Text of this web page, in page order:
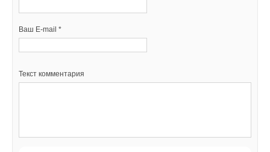
Ваш E-mail *
Текст комментария
→
Инверторные накопительные водонагреватели Royal
ЖУРНАЛ СОК АВГУСТ 2026
площадку